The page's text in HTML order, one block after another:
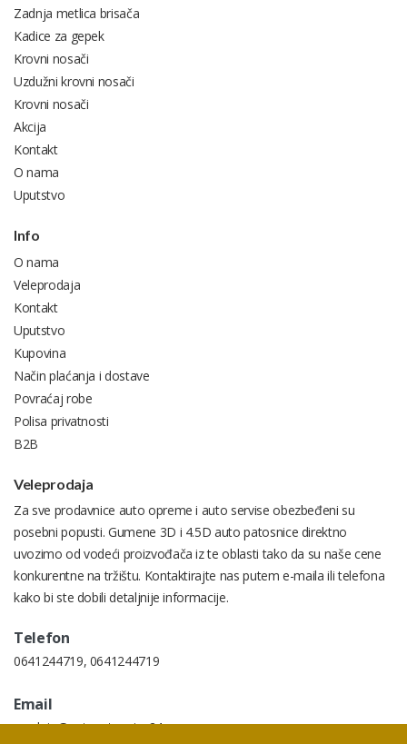
Zadnja metlica brisača
Kadice za gepek
Krovni nosači
Uzdužni krovni nosači
Krovni nosači
Akcija
Kontakt
O nama
Uputstvo
Info
O nama
Veleprodaja
Kontakt
Uputstvo
Kupovina
Način plaćanja i dostave
Povraćaj robe
Polisa privatnosti
B2B
Veleprodaja
Za sve prodavnice auto opreme i auto servise obezbeđeni su
posebni popusti. Gumene 3D i 4.5D auto patosnice direktno
uvozimo od vodeći proizvođača iz te oblasti tako da su naše cene
konkurentne na tržištu. Kontaktirajte nas putem e-maila ili telefona
kako bi ste dobili detaljnije informacije.
Telefon
0641244719, 0641244719
Email
prodaja@autopatosnice24.rs